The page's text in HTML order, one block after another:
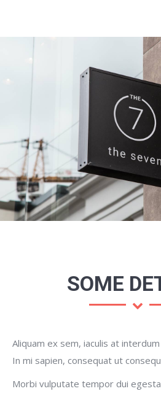
SOME
Aliquam ex sem, iaculis at
In mi sapien, consequat ut
Morbi vulputate tempor dui